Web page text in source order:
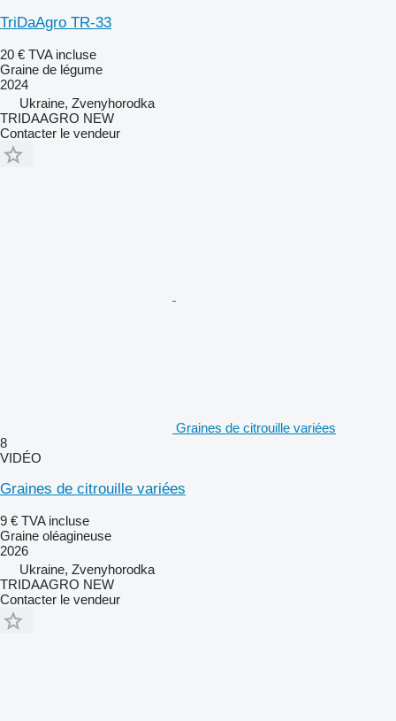
TriDaAgro TR-33
20 € TVA incluse
Graine de légume
2024
Ukraine, Zvenyhorodka
TRIDAAGRO NEW
Contacter le vendeur
Graines de citrouille variées
8
VIDÉO
Graines de citrouille variées
9 € TVA incluse
Graine oléagineuse
2026
Ukraine, Zvenyhorodka
TRIDAAGRO NEW
Contacter le vendeur